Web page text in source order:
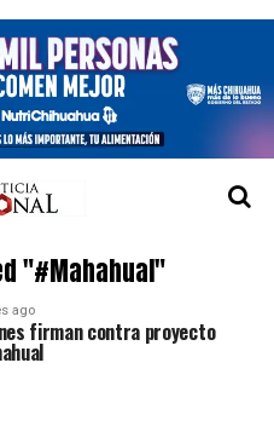
"#Mahahual"
ago
firman contra proyecto